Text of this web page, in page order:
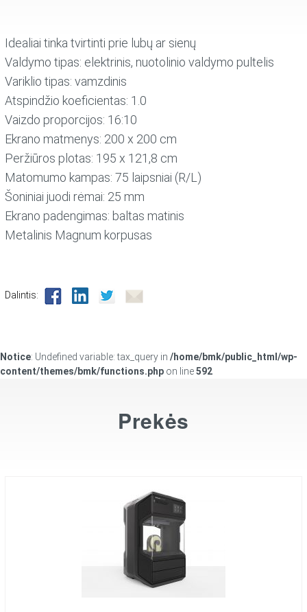
Idealiai tinka tvirtinti prie lubų ar sienų
Valdymo tipas: elektrinis, nuotolinio valdymo pultelis
Variklio tipas: vamzdinis
Atspindžio koeficientas: 1.0
Vaizdo proporcijos: 16:10
Ekrano matmenys: 200 x 200 cm
Peržiūros plotas: 195 x 121,8 cm
Matomumo kampas: 75 laipsniai (R/L)
Šoniniai juodi rėmai: 25 mm
Ekrano padengimas: baltas matinis
Metalinis Magnum korpusas
Dalintis:
Notice: Undefined variable: tax_query in /home/bmk/public_html/wp-
content/themes/bmk/functions.php on line592
Prekės